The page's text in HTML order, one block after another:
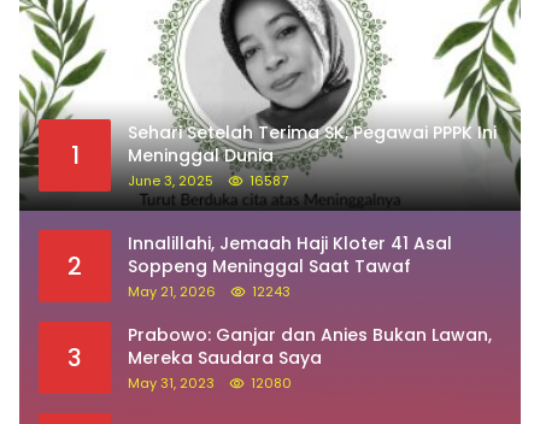
1
Sehari Setelah Terima SK, Pegawai PPPK Ini
Meninggal Dunia
June 3, 2025 16587
2
Innalillahi, Jemaah Haji Kloter 41 Asal
Soppeng Meninggal Saat Tawaf
May 21, 2026 12243
3
Prabowo: Ganjar dan Anies Bukan Lawan,
Mereka Saudara Saya
May 31, 2023 12080